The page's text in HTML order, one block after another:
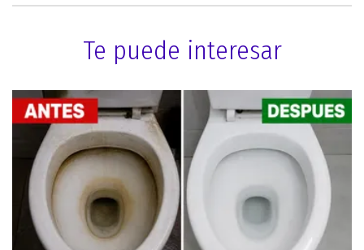
Te puede interesar